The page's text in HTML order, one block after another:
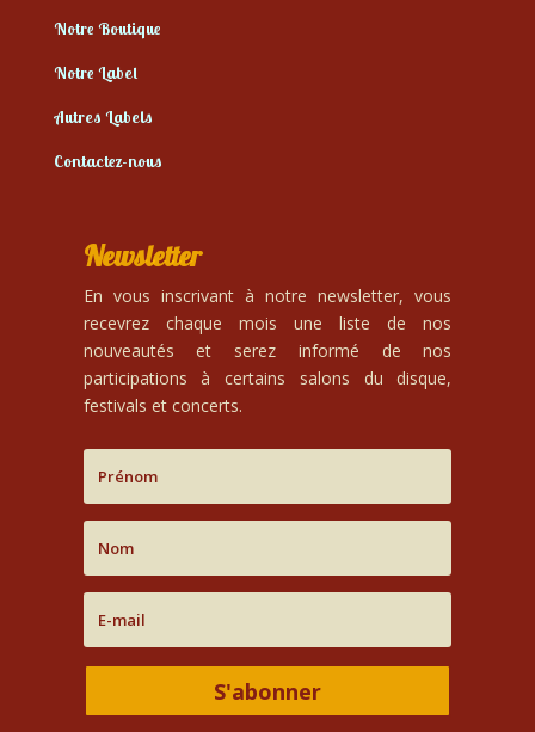
Notre Boutique
Notre Label
Autres Labels
Contactez-nous
Newsletter
En vous inscrivant à notre newsletter, vous
recevrez chaque mois une liste de nos
nouveautés et serez informé de nos
participations à certains salons du disque,
festivals et concerts.
S'abonner